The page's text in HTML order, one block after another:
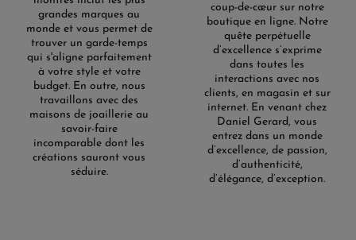
grandes marques au
monde et vous permet de
trouver un garde-temps
qui s'aligne parfaitement
à votre style et votre
budget. En outre, nous
travaillons avec des
maisons de joaillerie au
savoir-faire
incomparable dont les
créations sauront vous
séduire.
coup-de-cœur sur notre
boutique en ligne. Notre
quête perpétuelle
d’excellence s’exprime
dans toutes les
interactions avec nos
clients, en magasin et sur
internet. En venant chez
Daniel Gerard, vous
entrez dans un monde
d’excellence, de passion,
d’authenticité,
d’élégance, d’exception.